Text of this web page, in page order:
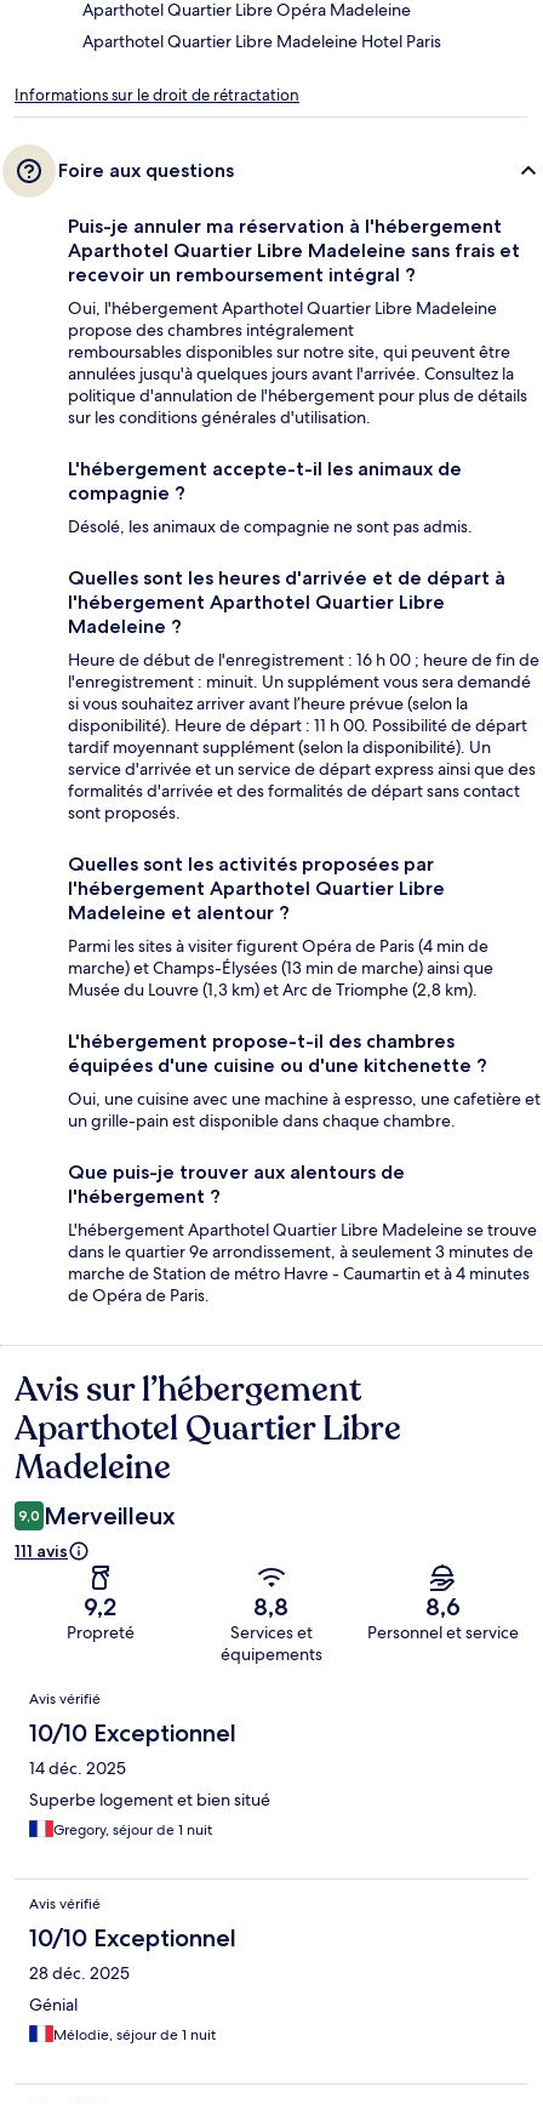
Aparthotel Quartier Libre Opéra Madeleine
Aparthotel Quartier Libre Madeleine Hotel Paris
Informations sur le droit de rétractation
Foire aux questions
Puis-je annuler ma réservation à l'hébergement
Aparthotel Quartier Libre Madeleine sans frais et
recevoir un remboursement intégral ?
Oui, l'hébergement Aparthotel Quartier Libre Madeleine
propose des chambres intégralement
remboursables disponibles sur notre site, qui peuvent être
annulées jusqu'à quelques jours avant l'arrivée. Consultez la
politique d'annulation de l'hébergement pour plus de détails
sur les conditions générales d'utilisation.
L'hébergement accepte-t-il les animaux de
compagnie ?
Désolé, les animaux de compagnie ne sont pas admis.
Quelles sont les heures d'arrivée et de départ à
l'hébergement Aparthotel Quartier Libre
Madeleine ?
Heure de début de l'enregistrement : 16 h 00 ; heure de fin de
l'enregistrement : minuit. Un supplément vous sera demandé
si vous souhaitez arriver avant l’heure prévue (selon la
disponibilité). Heure de départ : 11 h 00. Possibilité de départ
tardif moyennant supplément (selon la disponibilité). Un
service d'arrivée et un service de départ express ainsi que des
formalités d'arrivée et des formalités de départ sans contact
sont proposés.
Quelles sont les activités proposées par
l'hébergement Aparthotel Quartier Libre
Madeleine et alentour ?
Parmi les sites à visiter figurent Opéra de Paris (4 min de
marche) et Champs-Élysées (13 min de marche) ainsi que
Musée du Louvre (1,3 km) et Arc de Triomphe (2,8 km).
L'hébergement propose-t-il des chambres
équipées d'une cuisine ou d'une kitchenette ?
Oui, une cuisine avec une machine à espresso, une cafetière et
un grille-pain est disponible dans chaque chambre.
Que puis-je trouver aux alentours de
l'hébergement ?
L'hébergement Aparthotel Quartier Libre Madeleine se trouve
dans le quartier 9e arrondissement, à seulement 3 minutes de
marche de Station de métro Havre - Caumartin et à 4 minutes
de Opéra de Paris.
Avis
Avis sur l’hébergement
Aparthotel Quartier Libre
Madeleine
9,0 Merveilleux
111 avis
9,2
Propreté
8,8
Services et
équipements
8,6
Personnel et service
Avis
Avis vérifié
10/10 Exceptionnel
14 déc. 2025
Superbe logement et bien situé
Gregory, séjour de 1 nuit
Avis vérifié
10/10 Exceptionnel
28 déc. 2025
Génial
Mélodie, séjour de 1 nuit